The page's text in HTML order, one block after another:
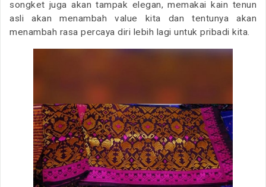
songket juga akan tampak elegan, memakai kain tenun
asli akan menambah value kita dan tentunya akan
menambah rasa percaya diri lebih lagi untuk pribadi kita.